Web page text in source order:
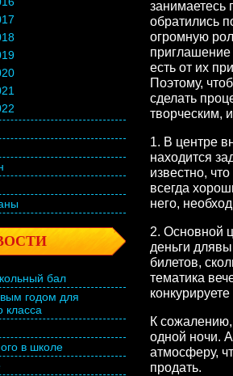
бал
годом для
класса
в школе
занимаетесь
обратились
огромную
приглашение
есть от их
Поэтому,
сделать
творческим,
1. В центре
находится
известно,
всегда
него,
2. Основной
деньги
билетов,
тематика
К сожалению,
одной ночи.
атмосферу,
продать.